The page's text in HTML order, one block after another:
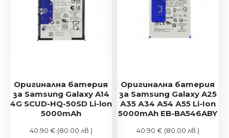
Оригинална батерия
за Samsung Galaxy A14
4G SCUD-HQ-50SD Li-lon
5000mAh
40.90 € (80.00 лв.)
Оригинална батерия
за Samsung Galaxy A25
А35 А34 А54 А55 Li-Ion
5000mAh EB-BA546ABY
40.90 € (80.00 лв.)